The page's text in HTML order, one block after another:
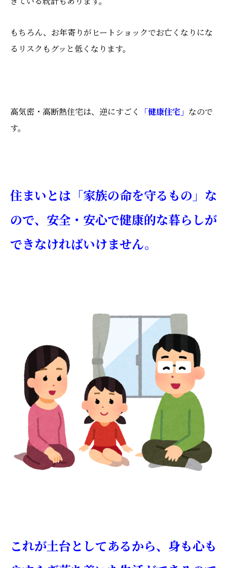
もちろん、お年寄りがヒートショックでお亡くなりにな
るリスクもグッと低くなります。
高気密・高断熱住宅は、逆にすごく 「健康住宅」 なので
す。
住まいとは「家族の命を守るもの」な
ので、安全・安心で健康的な暮らしが
できなければいけません。
これが土台としてあるから、身も心も